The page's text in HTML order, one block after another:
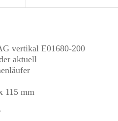
vertikal E01680-200
aktuell
115 mm